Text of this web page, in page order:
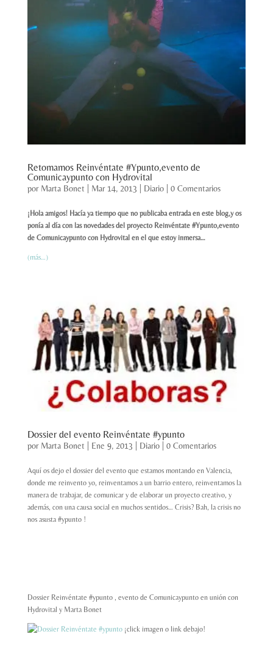
Retomamos Reinvéntate #Ypunto,evento de
Comunicaypunto con Hydrovital
por Marta Bonet Mar 14, 2013 Diario| 0 Comentarios
¡Hola amigos! Hacía ya tiempo que no publicaba entrada en este blog,y os
ponía al día con las novedades del proyecto Reinvéntate #Ypunto,evento
de Comunicaypunto con Hydrovital en el que estoy inmersa…
(más…)
Dossier del evento Reinvéntate #ypunto
por Marta Bonet Ene 9, 2013 Diario| 0 Comentarios
Aquí os dejo el dossier del evento que estamos montando en Valencia,
donde me reinvento yo, reinventamos a un barrio entero, reinventamos la
manera de trabajar, de comunicar y de elaborar un proyecto creativo, y
además, con una causa social en muchos sentidos… Crisis? Bah, la crisis no
nos asusta #ypunto !
Dossier Reinvéntate #ypunto , evento de Comunicaypunto en unión con
Hydrovital y Marta Bonet
¡click imagen o link debajo!